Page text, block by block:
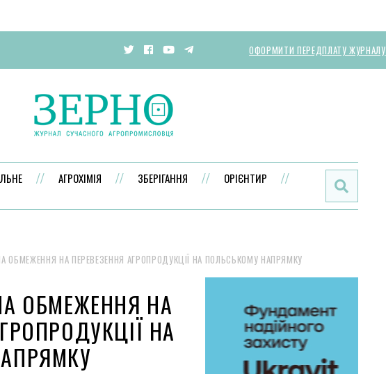
ОФОРМИТИ ПЕРЕДПЛАТУ ЖУРНАЛУ
АГРОХІМІЯ ЗБЕРІГАННЯ
ОРІЄНТИР
ОБМЕЖЕННЯ НА ПЕРЕВЕЗЕННЯ АГРОПРОДУКЦІЇ НА ПОЛЬСЬКОМУ НАПРЯМКУ
ОБМЕЖЕННЯ НА
НА